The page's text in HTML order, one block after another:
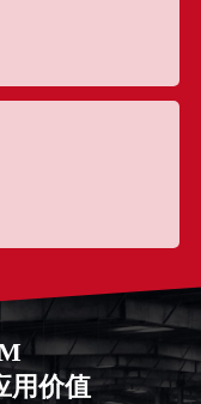
用价值